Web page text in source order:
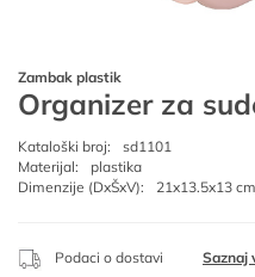
Zambak plastik
Organizer za
Kataloški broj:
sd1101
Materijal:
plastika
Dimenzije (DxŠxV):
21x13.5x13 cm
Podaci o dostavi Saznaj